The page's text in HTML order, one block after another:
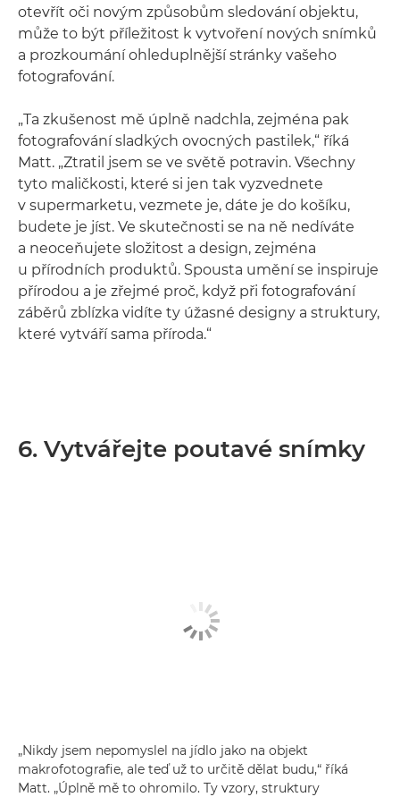
otevřít oči novým způsobům sledování objektu,
může to být příležitost k vytvoření nových snímků
a prozkoumání ohleduplnější stránky vašeho
fotografování.
„Ta zkušenost mě úplně nadchla, zejména pak
fotografování sladkých ovocných pastilek,“ říká
Matt. „Ztratil jsem se ve světě potravin. Všechny
tyto maličkosti, které si jen tak vyzvednete
v supermarketu, vezmete je, dáte je do košíku,
budete je jíst. Ve skutečnosti se na ně nedíváte
a neoceňujete složitost a design, zejména
u přírodních produktů. Spousta umění se inspiruje
přírodou a je zřejmé proč, když při fotografování
záběrů zblízka vidíte ty úžasné designy a struktury,
které vytváří sama příroda.“
6. Vytvářejte poutavé snímky
„Nikdy jsem nepomyslel na jídlo jako na objekt
makrofotografie, ale teď už to určitě dělat budu,“ říká
Matt. „Úplně mě to ohromilo. Ty vzory, struktury